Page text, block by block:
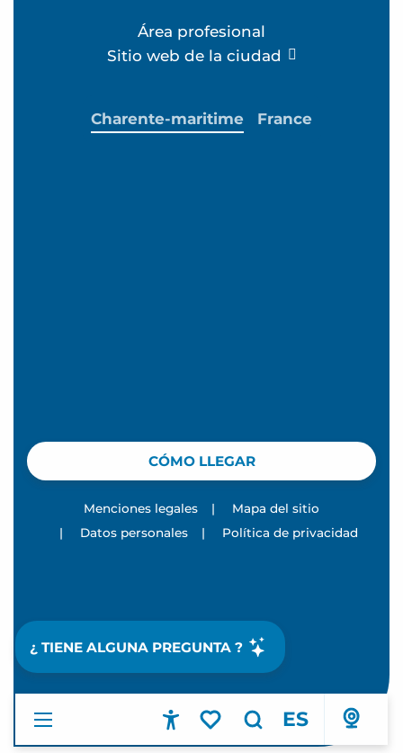
Accessibilité
Voir les favoris
Buscar
ES
¿ TIENE ALGUNA PREGUNTA ?
Área profesional
Sitio web de la ciudad
CÓMO LLEGAR
Charente-maritime France
Menciones legales |
Mapa del sitio
|
Datos personales | Política de privacidad